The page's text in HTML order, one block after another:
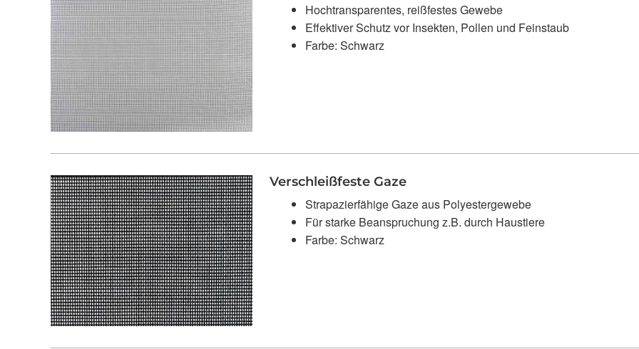
Hochtransparentes, reißfestes Gewebe
Effektiver Schutz vor Insekten, Pollen und Feinstaub
Farbe: Schwarz
Verschleißfeste Gaze
Strapazierfähige Gaze aus Polyestergewebe
Für starke Beanspruchung z.B. durch Haustiere
Farbe: Schwarz